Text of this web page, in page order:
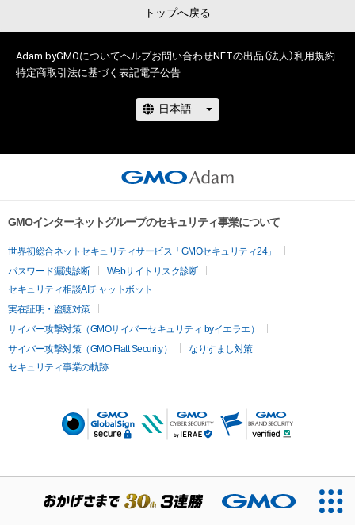
トップへ戻る
Adam byGMOについてヘルプお問い合わせNFTの出品（法人）利用規約
特定商取引法に基づく表記電子公告
GMOインターネットグループのセキュリティ事業について
世界初総合ネットセキュリティサービス「GMOセキュリティ24」
パスワード漏洩診断
Webサイトリスク診断
セキュリティ相談AIチャットボット
実在証明・盗聴対策
サイバー攻撃対策（GMOサイバーセキュリティ byイエラエ）
サイバー攻撃対策（GMO Flatt Security）
なりすまし対策
セキュリティ事業の軌跡